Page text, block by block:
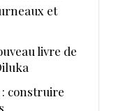
et
livre de
construire